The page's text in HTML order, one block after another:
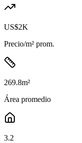
US$2K
Precio/m² prom.
269.8m²
Área promedio
3.2